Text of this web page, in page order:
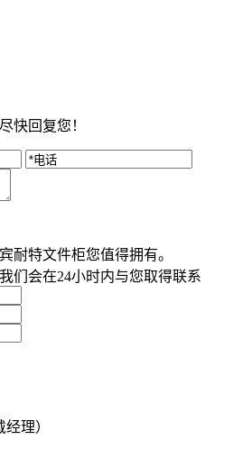
快回复您！
耐特文件柜您值得拥有。
们会在24小时内与您取得联系
理）